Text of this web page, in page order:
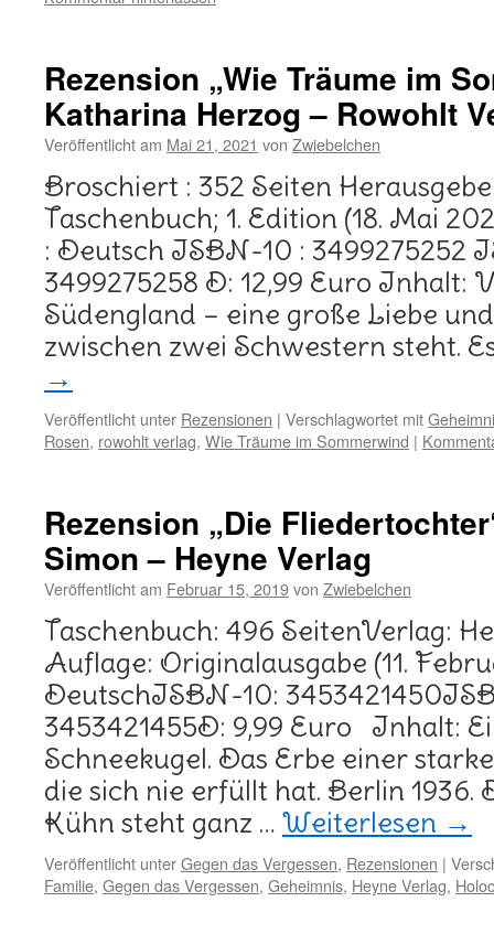
Rezension „Wie Träume im
Katharina Herzog – Rowohlt
Veröffentlicht am Mai 21, 2021 von Zwiebelchen
Broschiert : 352 Seiten
Taschenbuch; 1. Edition (18. Mai
: Deutsch ISBN-10 : 3499275252
3499275258 D: 12,99 Euro Inhalt:
Südengland – eine große Liebe
zwischen zwei Schwestern steht.
→
Veröffentlicht unter Rezensionen | Verschlagwortet mit
Rosen, rowohlt verlag, Wie Träume im Sommerwind |
Rezension „Die
Simon – Heyne Verlag
Veröffentlicht am Februar 15, 2019von Zwiebelchen
Taschenbuch: 496 SeitenVerlag:
Auflage: Originalausgabe (11.
DeutschISBN-10:
3453421455D: 9,99 Euro Inhalt:
Schneekugel. Das Erbe einer
die sich nie erfüllt hat. Berlin 1936.
Kühn steht ganz … Weiterlesen →
Veröffentlicht unterGegen das Vergessen, Rezensionen |
Familie, Gegen das Vergessen, Geheimnis, Heyne Verlag,